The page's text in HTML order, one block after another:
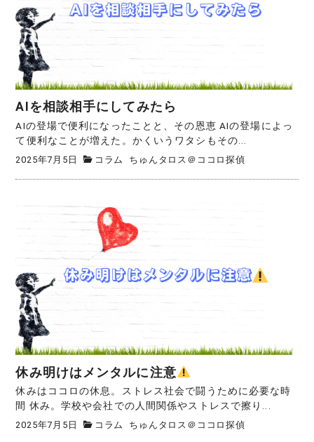
AIを相談相手にしてみたら
AIの登場で便利になったことと、その恩恵 AIの登場によっ
て便利なことが増えた。かくいうワタシもその...
2025年7月5日 コラム ちゅんタロス＠ココロ探偵
休み明けはメンタルに注意
休みはココロの休息。ストレス社会で闘うために必要な時
間 休み。学校や会社での人間関係やストレスで擦り...
2025年7月5日 コラム ちゅんタロス＠ココロ探偵